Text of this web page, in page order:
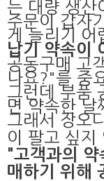
는 대량 생산
주문이 갑자
게 늘리기 어
납기 약속이
공동구매 고
나요?"를 중
그런데 부품
면 약속한 날
그래서 장오
이 팔고 싶지
"고객과의
매하기 위해